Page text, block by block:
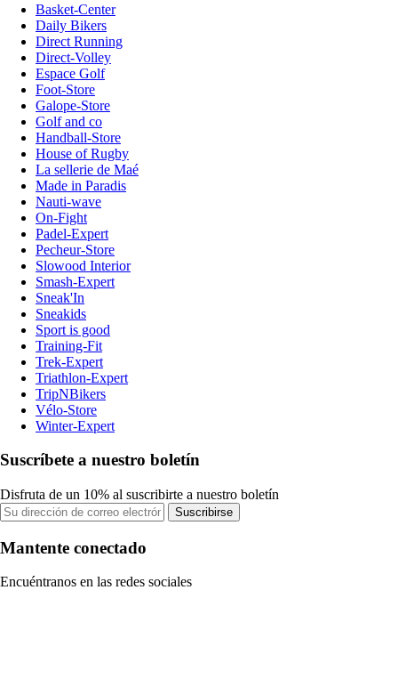
Basket-Center
Daily Bikers
Direct Running
Direct-Volley
Espace Golf
Foot-Store
Galope-Store
Golf and co
Handball-Store
House of Rugby
La sellerie de Maé
Made in Paradis
Nauti-wave
On-Fight
Padel-Expert
Pecheur-Store
Slowood Interior
Smash-Expert
Sneak'In
Sneakids
Sport is good
Training-Fit
Trek-Expert
Triathlon-Expert
TripNBikers
Vélo-Store
Winter-Expert
Suscríbete a nuestro boletín
Disfruta de un 10% al suscribirte a nuestro boletín
Suscribirse
Mantente conectado
Encuéntranos en las redes sociales